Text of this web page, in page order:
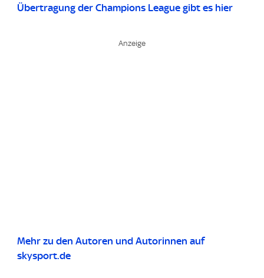
Übertragung der Champions League gibt es hier
Mehr zu den Autoren und Autorinnen auf
skysport.de